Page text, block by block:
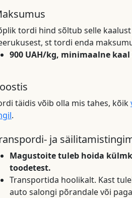
tordi hind sõltub selle
st tordi enda
900 UAH/kg, minimaalne kaal
täidis võib olla mis tahes, kõik
.
ja
Magustoite tuleb hoida
toodetest.
Transportida hoolikalt. Kast
auto salongi põrandale või